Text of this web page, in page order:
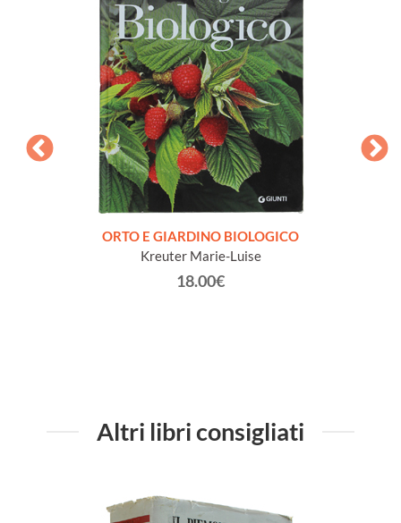
ORTO E GIARDINO BIOLOGICO
Kreuter Marie-Luise
18.00€
Altri libri consigliati